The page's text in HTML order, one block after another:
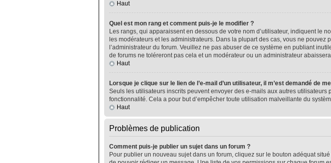
Haut
Quel est mon rang et comment puis-je le modifier ?
Les rangs, qui apparaissent en dessous de votre nom d’utilisateur, indiquent le
les modérateurs et les administrateurs. Dans la plupart des cas, vous ne
l’administrateur du forum. Veuillez ne pas abuser de ce système en publiant
de forums ne toléreront pas cela et un modérateur ou un administrateur
Haut
Lorsque je clique sur le lien de l’e-mail d’un utilisateur, il m’est demandé de
Seuls les utilisateurs inscrits peuvent envoyer des e-mails aux autres
fonctionnalité. Cela a pour but d’empêcher toute utilisation malveillante du
Haut
Problèmes de publication
Comment puis-je publier un sujet dans un forum ?
Pour publier un nouveau sujet dans un forum, cliquez sur le bouton adéquat